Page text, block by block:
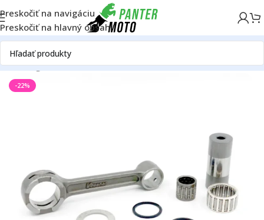
Preskočiť na navigáciu
Preskočiť na hlavný obsah
Katalóg motoriekSuzukiSuzuki RM 125Suzuki RM 125 1995
-22%